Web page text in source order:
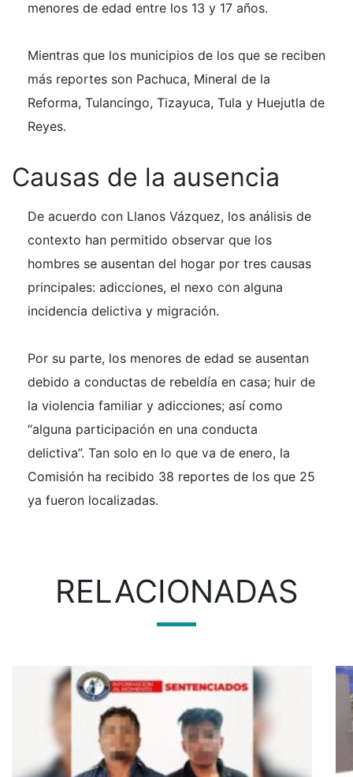
menores de edad entre los 13 y 17 años.
Mientras que los municipios de los que se reciben
más reportes son Pachuca, Mineral de la
Reforma, Tulancingo, Tizayuca, Tula y Huejutla de
Reyes.
Causas de la ausencia
De acuerdo con Llanos Vázquez, los análisis de
contexto han permitido observar que los
hombres se ausentan del hogar por tres causas
principales: adicciones, el nexo con alguna
incidencia delictiva y migración.
Por su parte, los menores de edad se ausentan
debido a conductas de rebeldía en casa; huir de
la violencia familiar y adicciones; así como
“alguna participación en una conducta
delictiva”. Tan solo en lo que va de enero, la
Comisión ha recibido 38 reportes de los que 25
ya fueron localizadas.
RELACIONADAS